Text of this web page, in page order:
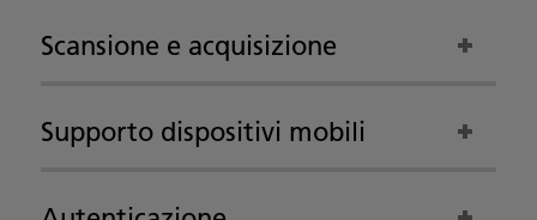
Scansione e acquisizione
Supporto dispositivi mobili